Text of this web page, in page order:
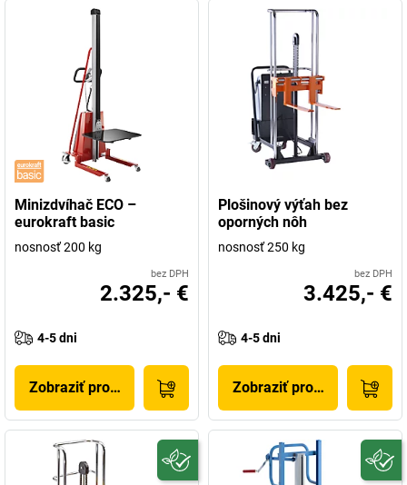
Minizdvíhač ECO –
eurokraft basic
nosnosť 200 kg
bez DPH
2.325,- €
4-5 dni
Zobraziť produkt
Plošinový výťah bez
oporných nôh
nosnosť 250 kg
bez DPH
3.425,- €
4-5 dni
Zobraziť produkt